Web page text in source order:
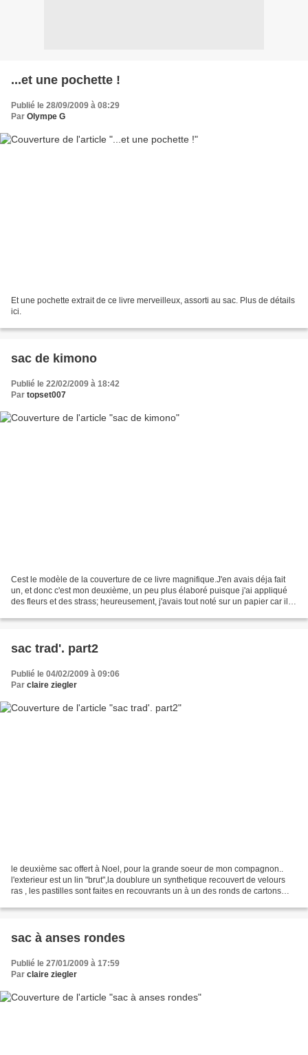
...et une pochette !
Publié le 28/09/2009 à 08:29
Par Olympe G
Et une pochette extrait de ce livre merveilleux, assorti au sac. Plus de détails
ici.
sac de kimono
Publié le 22/02/2009 à 18:42
Par topset007
Cest le modèle de la couverture de ce livre magnifique.J'en avais déja fait
un, et donc c'est mon deuxième, un peu plus élaboré puisque j'ai appliqué
des fleurs et des strass; heureusement, j'avais tout noté sur un papier car il
sac trad'. part2
Publié le 04/02/2009 à 09:06
Par claire ziegler
le deuxième sac offert à Noel, pour la grande soeur de mon compagnon..
l'exterieur est un lin "brut",la doublure un synthetique recouvert de velours
ras , les pastilles sont faites en recouvrants un à un des ronds de cartons
sac à anses rondes
Publié le 27/01/2009 à 17:59
Par claire ziegler